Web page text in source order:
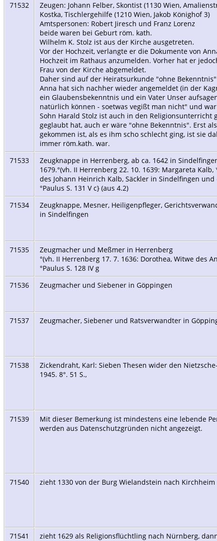
71532
Zeugen: Johann Felber, Skontist (1130 Wien,
Kostka, Tischlergehilfe (1210 Wien, Jakob Könighof 3)
Amtspersonen: Robert Jiresch und Franz Lorenz
beide waren bei Geburt röm. kath.
Wilhelm K. Stolz ist aus der Kirche ausgetreten.
Vor der Hochzeit, verlangte er die Dokumente von
Hochzeit im Rathaus anzumelden. Vorher hat er
Frau von der Kirche abgemeldet.
Daher sind auf der Heiratsurkunde "ohne
Anna hat sich nachher wieder angemeldet (in der
ein Glaubensbekenntnis und ein Vater Unser
natürlich können - soetwas vegißt man nicht" und
Sohn Harald Stolz ist auch in den Religionsunterricht
geglaubt hat, auch er wäre "ohne Bekenntnis". Erst
gekommen ist, als es ihm scho schlecht ging, ist sie
immer röm.kath. war.
71533
Zeugknappe in Herrenberg, ab ca. 1642 in
1679.°(vh. II Herrenberg 22. 10. 1639: Margareta Kalb,
des Johann Heinrich Kalb, Säckler in Sindelfingen
°Paulus S. 131 V c} (aus 4.2)
71534
Zeugknappe, Mesner, Heiligenpfleger,
in Sindelfingen
71535
Zeugmacher und Meßmer in Herrenberg
°(vh. II Herrenberg 17. 7. 1636: Dorothea, Witwe des
°Paulus S. 128 IV g
71536
Zeugmacher und Siebener in Göppingen
71537 Zeugmacher, Siebener und Ratsverwandter in
71538
Zickendraht, Karl: Sieben Thesen wider den
1945. 8°. 51 S.,
71539
Mit dieser Bemerkung ist mindestens eine lebende
werden aus Datenschutzgründen nicht angezeigt.
71540 zieht 1330 von der Burg Wielandstein nach Kirchheim
71541
zieht 1629 als Religionsflüchtling nach Nürnberg,